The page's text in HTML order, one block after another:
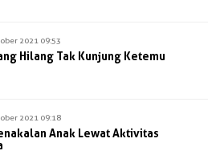
2021 09:53
Hilang Tak Kunjung Ketemu
2021 09:18
Anak Lewat Aktivitas